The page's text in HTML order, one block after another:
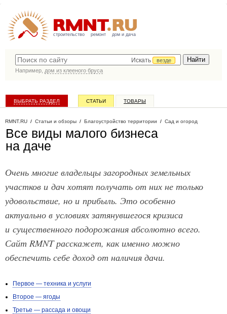
строительство ремонт дом и дача
Искать
везде
Например, дом из клееного бруса
ВЫБРАТЬ РАЗДЕЛ СТАТЬИ ТОВАРЫ
RMNT.RU / Статьи и обзоры / Благоустройство территории / Сад и огород
Все виды малого бизнеса
на даче
Очень многие владельцы загородных земельных
участков и дач хотят получать от них не только
удовольствие, но и прибыль. Это особенно
актуально в условиях затянувшегося кризиса
и существенного подорожания абсолютно всего.
Сайт RMNT расскажет, как именно можно
обеспечить себе доход от наличия дачи.
Первое — техника и услуги
Второе — ягоды
Третье — рассада и овощи